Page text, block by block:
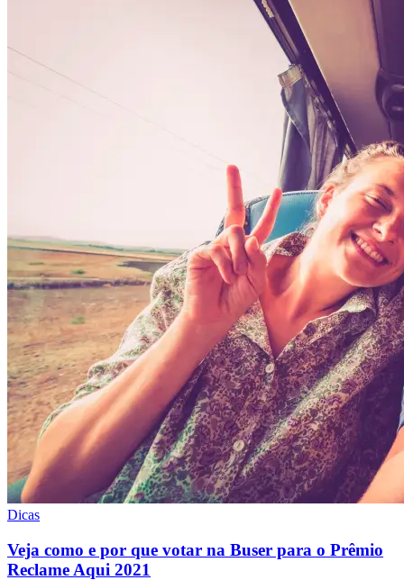
Dicas
Veja como e por que votar na Buser para o Prêmio
Reclame Aqui 2021